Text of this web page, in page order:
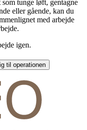
tunge løft, gentagne
eller gående, kan du
med arbejde
igen.
til operationen